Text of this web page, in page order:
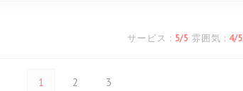
サービス : 5/5 雰囲気 : 4/5
1 2 3